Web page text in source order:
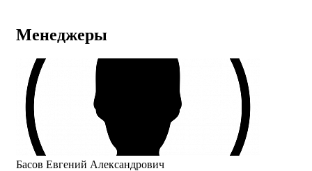
Менеджеры
Басов Евгений Александрович